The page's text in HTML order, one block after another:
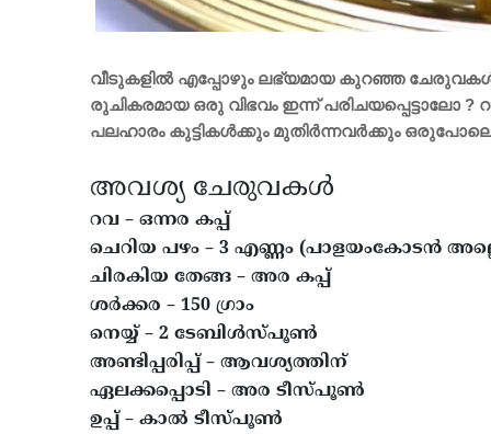
വീടുകളിൽ എപ്പോഴും ലഭ്യമായ കുറഞ്ഞ ചേരുവകൾ
രുചികരമായ ഒരു വിഭവം ഇന്ന് പരിചയപ്പെട്ടാലോ
പലഹാരം കുട്ടികൾക്കും മുതിർന്നവർക്കും
അവശ്യ ചേരുവകൾ
റവ – ഒന്നര കപ്പ്
ചെറിയ പഴം – 3 എണ്ണം (പാളയംകോടൻ
ചിരകിയ തേങ്ങ – അര കപ്പ്
ശർക്കര – 150 ഗ്രാം
നെയ്യ് – 2 ടേബിൾസ്പൂൺ
അണ്ടിപ്പരിപ്പ് – ആവശ്യത്തിന്
ഏലക്കപ്പൊടി – അര ടീസ്പൂൺ
ഉപ്പ് – കാൽ ടീസ്പൂൺ